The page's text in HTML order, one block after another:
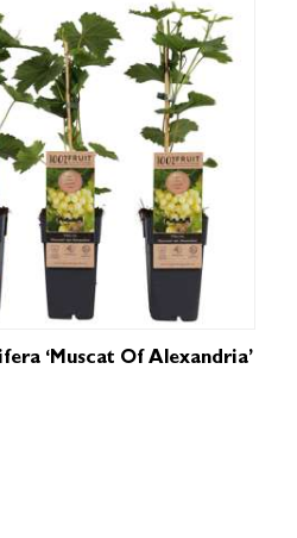
‘Muscat Of Alexandria’